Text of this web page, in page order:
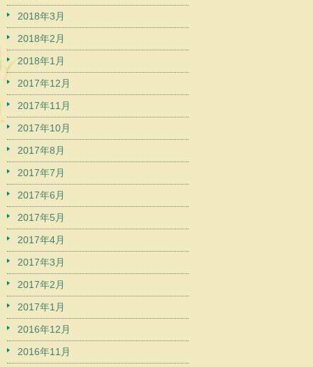
2018年3月
2018年2月
2018年1月
2017年12月
2017年11月
2017年10月
2017年8月
2017年7月
2017年6月
2017年5月
2017年4月
2017年3月
2017年2月
2017年1月
2016年12月
2016年11月